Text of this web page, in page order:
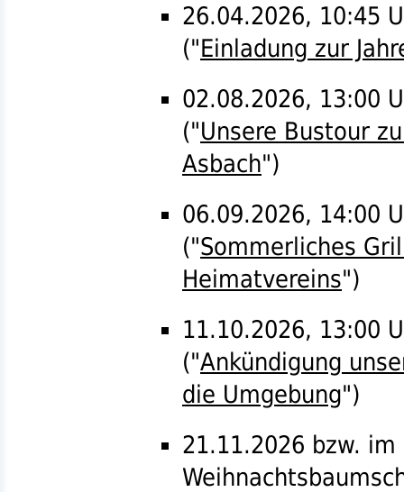
26.04.2026, 10:45
("Einladung zur
02.08.2026, 13:00
("Unsere Bustour
Asbach")
06.09.2026, 14:00
("Sommerliches
Heimatvereins")
11.10.2026, 13:00
("Ankündigung
die Umgebung")
21.11.2026 bzw. im